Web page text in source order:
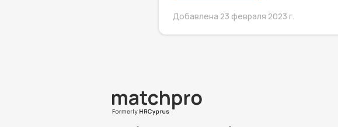
Добавлена 23 февраля 2023 г.